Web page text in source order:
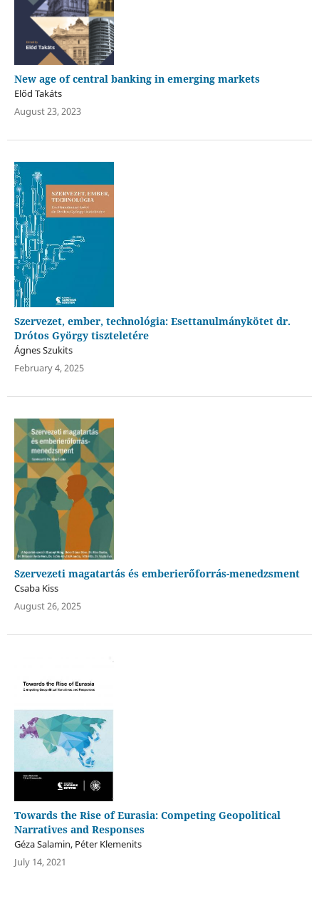
New age of central banking in emerging markets
Előd Takáts
August 23, 2023
Szervezet, ember, technológia: Esettanulmánykötet dr.
Drótos György tiszteletére
Ágnes Szukits
February 4, 2025
Szervezeti magatartás és emberierőforrás-menedzsment
Csaba Kiss
August 26, 2025
Towards the Rise of Eurasia: Competing Geopolitical
Narratives and Responses
Géza Salamin, Péter Klemenits
July 14, 2021